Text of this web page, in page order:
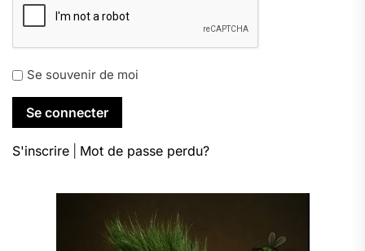
Se souvenir de moi
S'inscrire Mot de passe perdu?